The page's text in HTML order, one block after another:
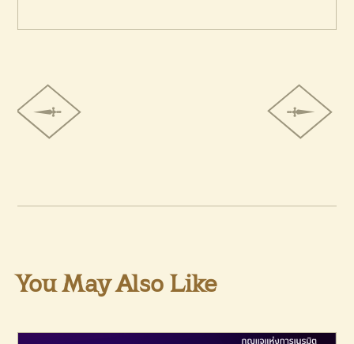
You May Also Like